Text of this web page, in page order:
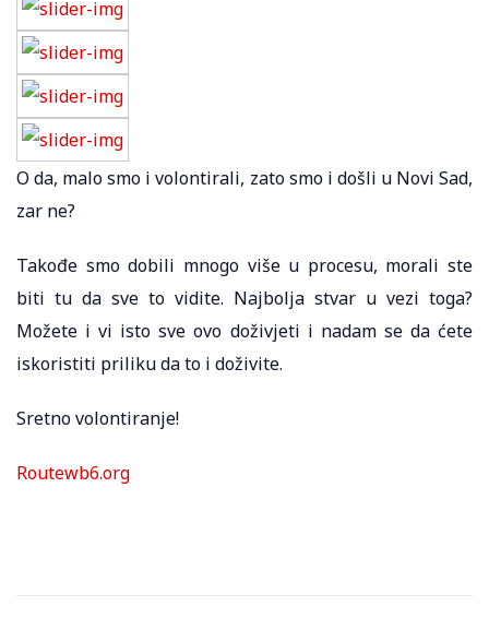
O da, malo smo i volontirali, zato smo i došli u Novi Sad,
zar ne?
Takođe smo dobili mnogo više u procesu, morali ste
biti tu da sve to vidite. Najbolja stvar u vezi toga?
Možete i vi isto sve ovo doživjeti i nadam se da ćete
iskoristiti priliku da to i doživite.
Sretno volontiranje!
Routewb6.org